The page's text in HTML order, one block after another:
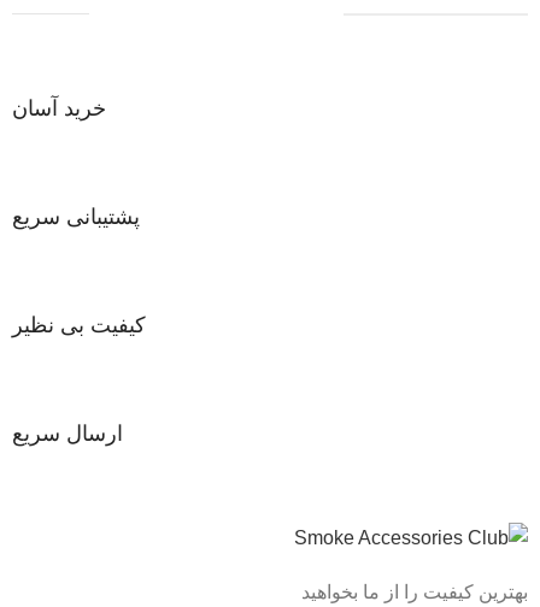
خرید آسان
پشتیبانی سریع
کیفیت بی نظیر
ارسال سریع
بهترین کیفیت را از ما بخواهید